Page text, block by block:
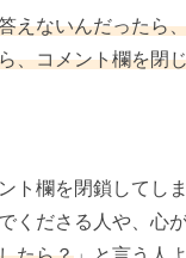
えないんだったら
、コメント欄を閉
ト欄を閉鎖してし
ださる人や、心